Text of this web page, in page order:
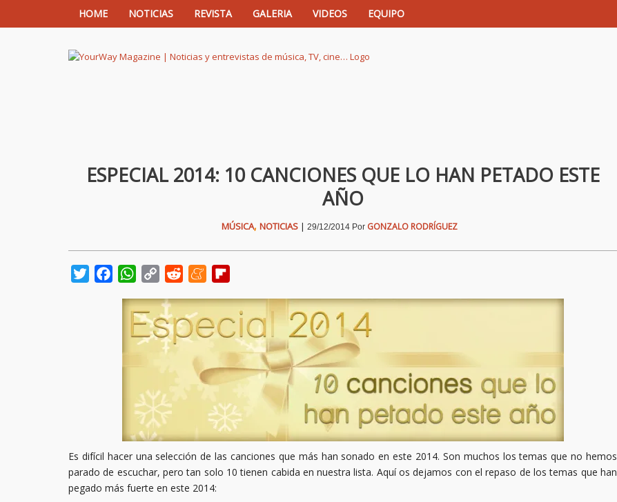
HOME NOTICIAS REVISTA GALERIA VIDEOS EQUIPO
ESPECIAL 2014: 10 CANCIONES QUE LO HAN PETADO ESTE
AÑO
MÚSICA, NOTICIAS| 29/12/2014 Por GONZALO RODRÍGUEZ
TwitterFacebookWhatsApp
Copy
Reddit Meneame
Es difícil hacer una selección de las canciones que más han sonado en este 2014. Son muchos los temas que no hemos
parado de escuchar, pero tan solo 10 tienen cabida en nuestra lista. Aquí os dejamos con el repaso de los temas que han
pegado más fuerte en este 2014: